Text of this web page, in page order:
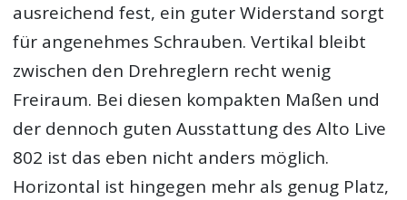
ausreichend fest, ein guter Widerstand sorgt
für angenehmes Schrauben. Vertikal bleibt
zwischen den Drehreglern recht wenig
Freiraum. Bei diesen kompakten Maßen und
der dennoch guten Ausstattung des Alto Live
802 ist das eben nicht anders möglich.
Horizontal ist hingegen mehr als genug Platz,